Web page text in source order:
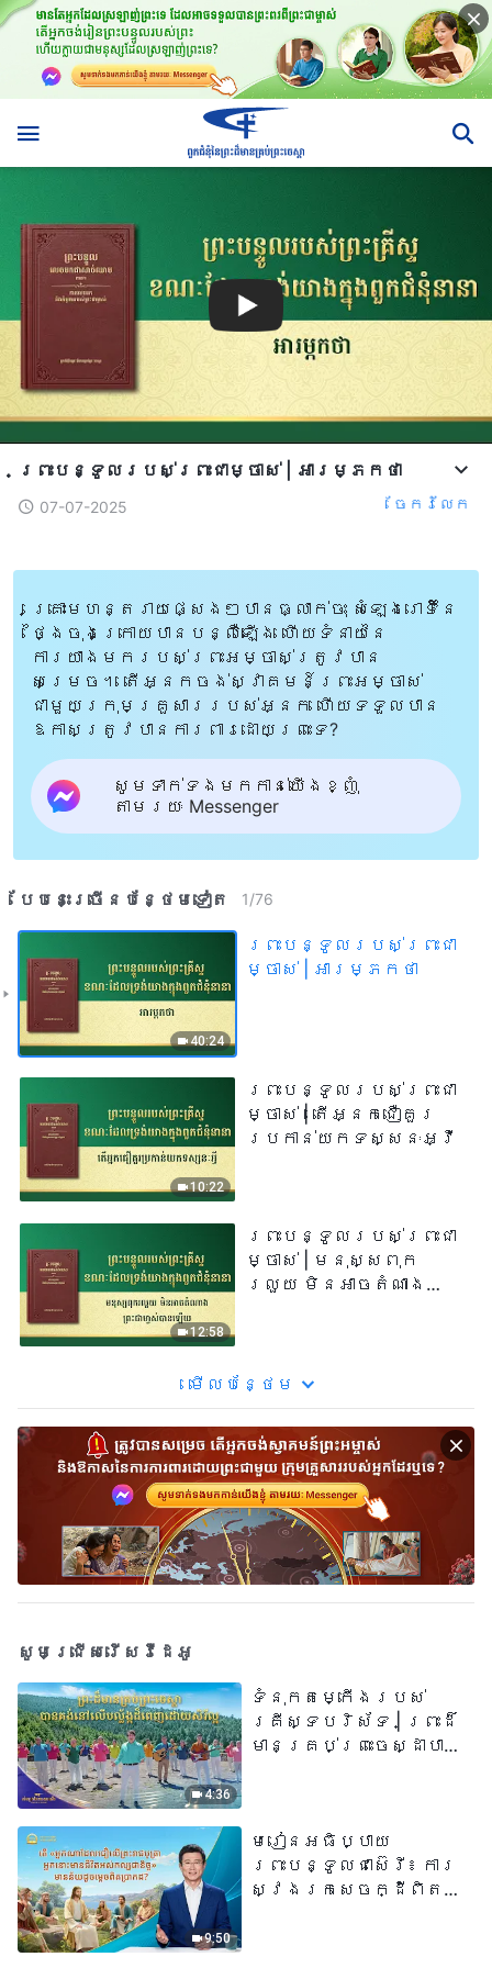
ព្រះបន្ទូល​របស់​ព្រះ​ជា​ម្ចាស់ | អារម្ភកថា
07-07-2025 ចែក​រំលែក
គ្រោះមហន្តរាយផ្សេងៗបានធ្លាក់ចុះ សំឡេងរោទិ៍នៃ
ថ្ងៃចុងក្រោយបានបន្លឺឡើង ហើយទំនាយនៃ
ការយាងមករបស់ព្រះអម្ចាស់ត្រូវបាន
សម្រេច។ តើអ្នកចង់ស្វាគមន៍ព្រះអម្ចាស់
ជាមួយក្រុមគ្រួសាររបស់អ្នក ហើយទទួលបាន
ឱកាសត្រូវបានការពារដោយព្រះទេ?
សូមទាក់ទងមកកាន់យើងខ្ញុំ
តាមរយៈ Messenger
បែបនេះ​ច្រើនបន្ថែម​ទៀត​ 1/76
40:24
ព្រះបន្ទូល​របស់​ព្រះ​ជា​
ម្ចាស់ | អារម្ភកថា
10:22
ព្រះបន្ទូល​របស់​ព្រះ​ជា​
ម្ចាស់ | តើអ្នកជឿគួរ
ប្រកាន់យកទស្សនៈអ្វី
12:58
ព្រះបន្ទូល​របស់​ព្រះ​ជា​
ម្ចាស់ | មនុស្សពុក
រលួយ មិនអាចតំណាង
មើល​​បន្ថែម​
សូមជ្រើសរើសវីដេអូ
4:36
ទំនុកតម្កើង​របស់​
គ្រីស្ទបរិស័ទ​ | ព្រះដ៏
មានគ្រប់ព្រះចេស្ដាបាន
9:50
មេរៀនអធិប្បាយ
ព្រះបន្ទូលជាស៊េរី៖ ការ
ស្វែងរកសេចក្ដីពិតនៅ